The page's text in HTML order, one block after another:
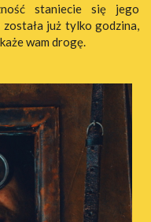
staniecie się jego
została już tylko godzina,
wam drogę.